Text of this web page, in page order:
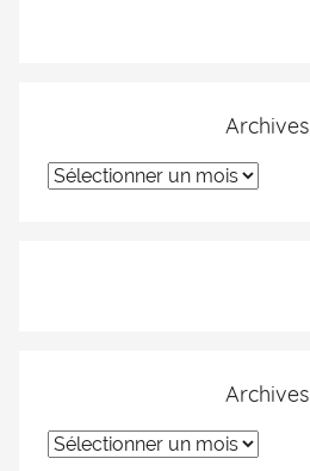
Archives
Archives